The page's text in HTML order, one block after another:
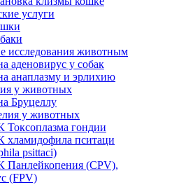
услуги
исследования животным
аденовирус у собак
анаплазму и эрлихию
у животных
Бруцеллу
у животных
гондии
пситаци
psittaci)
(CPV),
(FPV)